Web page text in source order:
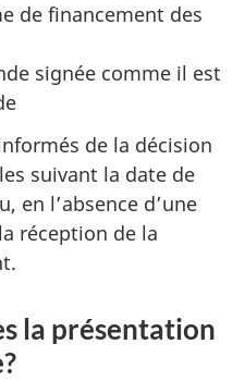
de financement des
signée comme il est
de la décision
suivant la date de
en l’absence d’une
réception de la
la présentation